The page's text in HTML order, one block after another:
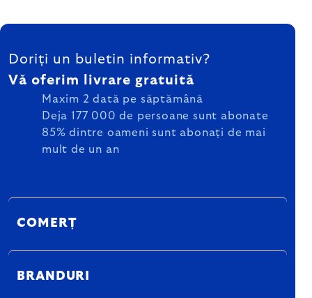
SUBSOL
Doriți un buletin informativ?
Vă oferim livrare gratuită
Maxim 2 dată pe săptămână
Deja 177 000 de persoane sunt abonate
85% dintre oameni sunt abonați de mai
mult de un an
COMERȚ
BRANDURI